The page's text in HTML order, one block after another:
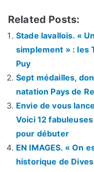
Related Posts:
Stade lavallois. «
simplement » : les
Puy
Sept médailles,
natation Pays de
Envie de vous
Voici 12
pour débuter
EN IMAGES. « On
historique de